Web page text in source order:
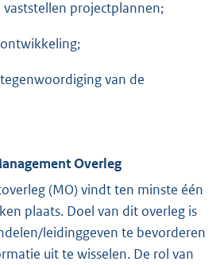
projectplannen;
van de
Overleg
(MO) vindt ten minste één
plaats. Doel van dit overleg is
leidinggeven te bevorderen
uit te wisselen. De rol van